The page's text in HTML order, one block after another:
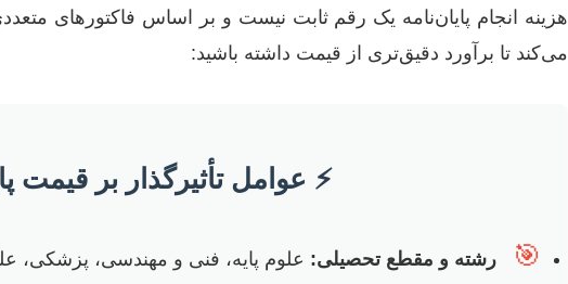
هزینه انجام پایان‌نامه یک رقم ثابت نیست و بر اساس فاکتورهای
می‌کند تا برآورد دقیق‌تری از قیمت داشته باشید:
⚡️ عوامل تأثیرگذار بر قیمت
🎯 رشته و مقطع تحصیلی: علوم پایه، فنی و مهندسی، پزشکی،